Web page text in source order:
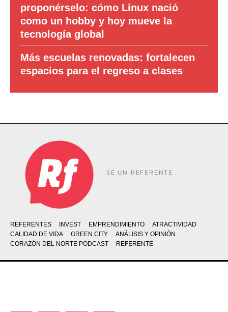
proponérselo: cómo Linux nació
como un hobby y hoy mueve la
tecnología global
Más escuelas renovadas: fortalecen
espacios para el regreso a clases
SÉ UN REFERENTE
REFERENTES INVEST EMPRENDIMIENTO
ATRACTIVIDAD
CALIDAD DE VIDA
GREEN CITY
ANÁLISIS Y OPINIÓN
CORAZÓN DEL NORTE PODCAST
REFERENTE